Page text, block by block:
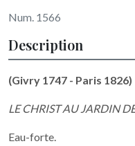
Num. 1566
Description
(Givry 1747 - Paris 1826)
LE CHRIST AU JARDIN
Eau-forte.